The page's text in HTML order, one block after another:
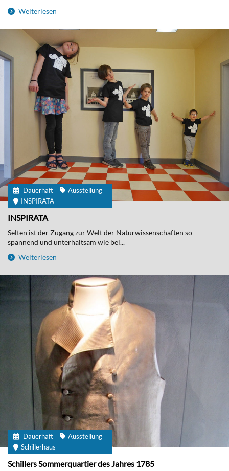
Weiterlesen
Dauerhaft
Ausstellung
INSPIRATA
INSPIRATA
Selten ist der Zugang zur Welt der Naturwissenschaften so
spannend und unterhaltsam wie bei...
Weiterlesen
Dauerhaft
Ausstellung
Schillerhaus
Schillers Sommerquartier des Jahres 1785